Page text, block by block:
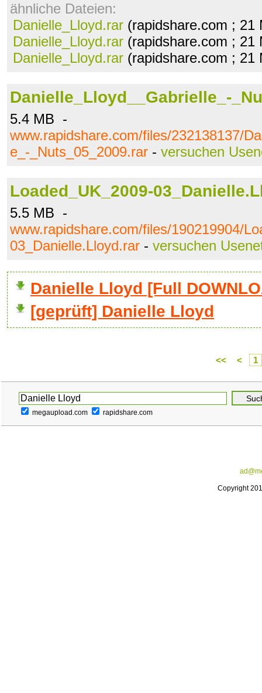
ähnliche Dateien:
Danielle_Lloyd.rar (rapidshare.com ;
Danielle_Lloyd.rar (rapidshare.com ;
Danielle_Lloyd.rar (rapidshare.com ;
Danielle_Lloyd__Gabrielle_-
5.4 MB -
www.rapidshare.com/files/232138137/
e_-_Nuts_05_2009.rar - versuchen
Loaded_UK_2009-
5.5 MB -
www.rapidshare.com/files/190219904/
03_Danielle.Lloyd.rar - versuchen
Danielle Lloyd [Full
[geprüft] Danielle Lloyd
<< < 1
megaupload.com rapidshare.com
Copyright